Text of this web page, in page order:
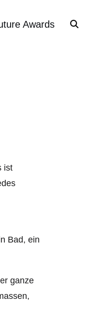
Awards
ist
Bad, ein
ganze